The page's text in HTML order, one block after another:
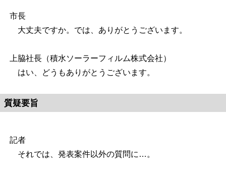
市長
大丈夫ですか。では、ありがとうございます。
上脇社長（積水ソーラーフィルム株式会社）
はい、どうもありがとうございます。
質疑要旨
記者
それでは、発表案件以外の質問に…。